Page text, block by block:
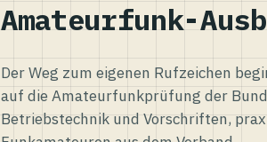
Amateurfunk-
Der Weg zum eigenen Rufzeichen
auf die Amateurfunkprüfung der
Betriebstechnik und Vorschriften,